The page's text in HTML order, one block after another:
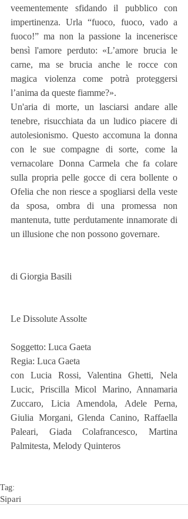
veementemente sfidando il pubblico con
impertinenza. Urla “fuoco, fuoco, vado a
fuoco!” ma non la passione la incenerisce
bensì l'amore perduto: «L’amore brucia le
carne, ma se brucia anche le rocce con
magica violenza come potrà proteggersi
l’anima da queste fiamme?».
Un'aria di morte, un lasciarsi andare alle
tenebre, risucchiata da un ludico piacere di
autolesionismo. Questo accomuna la donna
con le sue compagne di sorte, come la
vernacolare Donna Carmela che fa colare
sulla propria pelle gocce di cera bollente o
Ofelia che non riesce a spogliarsi della veste
da sposa, ombra di una promessa non
mantenuta, tutte perdutamente innamorate di
un illusione che non possono governare.
di Giorgia Basili
Le Dissolute Assolte
Soggetto: Luca Gaeta
Regia: Luca Gaeta
con Lucia Rossi, Valentina Ghetti, Nela
Lucic, Priscilla Micol Marino, Annamaria
Zuccaro, Licia Amendola, Adele Perna,
Giulia Morgani, Glenda Canino, Raffaella
Paleari, Giada Colafrancesco, Martina
Palmitesta, Melody Quinteros
Tag:
Sipari